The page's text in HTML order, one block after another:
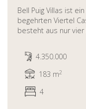
Bell Puig Villas ist
begehrten Viertel
besteht aus nur vier
4.350.000
183 m2
4